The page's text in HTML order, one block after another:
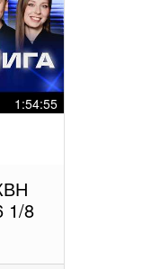
1:54:55
1/8